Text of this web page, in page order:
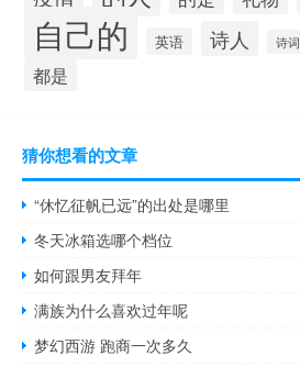
自己的 英语 诗人 诗词
都是
猜你想看的文章
“休忆征帆已远”的出处是哪里
冬天冰箱选哪个档位
如何跟男友拜年
满族为什么喜欢过年呢
梦幻西游 跑商一次多久